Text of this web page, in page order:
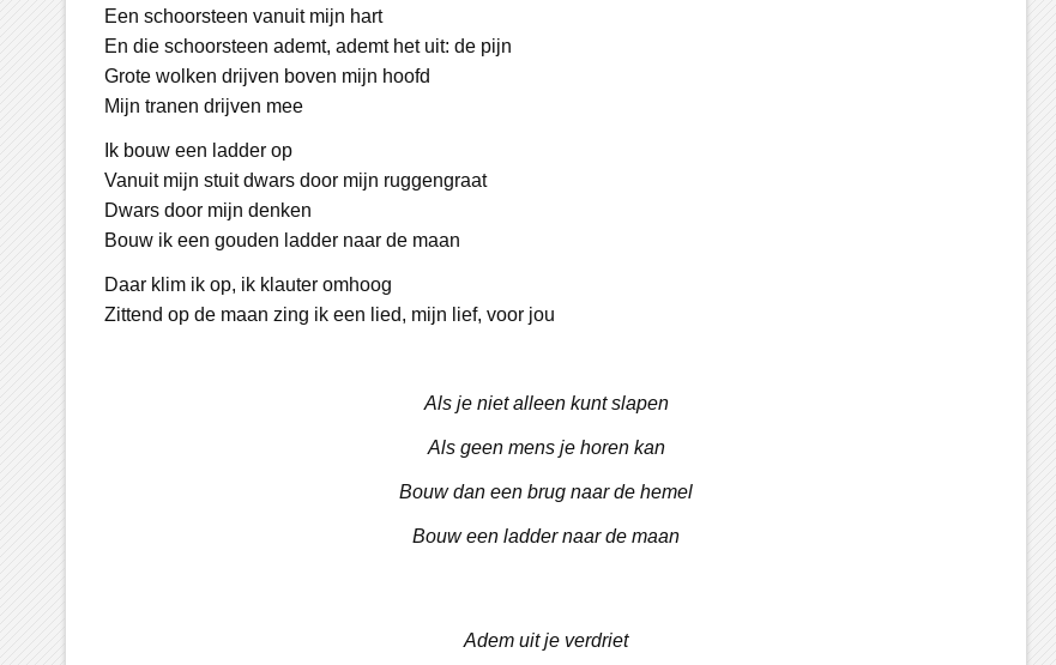
Een schoorsteen vanuit mijn hart
En die schoorsteen ademt, ademt het uit: de pijn
Grote wolken drijven boven mijn hoofd
Mijn tranen drijven mee
Ik bouw een ladder op
Vanuit mijn stuit dwars door mijn ruggengraat
Dwars door mijn denken
Bouw ik een gouden ladder naar de maan
Daar klim ik op, ik klauter omhoog
Zittend op de maan zing ik een lied, mijn lief, voor jou
Als je niet alleen kunt slapen
Als geen mens je horen kan
Bouw dan een brug naar de hemel
Bouw een ladder naar de maan
Adem uit je verdriet